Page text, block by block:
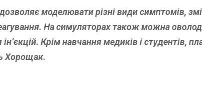
моделювати різні види симптомів,
На симуляторах також можна
Крім навчання медиків і студентів,
Хорощак.